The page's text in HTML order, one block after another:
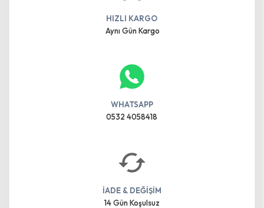
HIZLI KARGO
Aynı Gün Kargo
WHATSAPP
0532 4058418
İADE & DEĞİŞİM
14 Gün Koşulsuz